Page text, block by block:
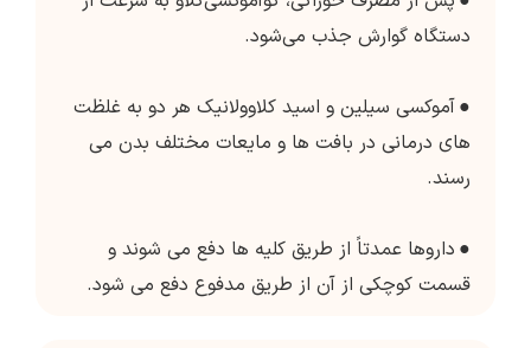
دستگاه گوارش جذب می‌شود.
●آموکسی سیلین و اسید کلاوولانیک هر دو به غلظت
های درمانی در بافت ها و مایعات مختلف بدن می
رسند.
● داروها عمدتاً از طریق کلیه ها دفع می شوند و
قسمت کوچکی از آن از طریق مدفوع دفع می شود.